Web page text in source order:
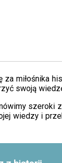
miłośnika
swoją
szeroki
wiedzy i